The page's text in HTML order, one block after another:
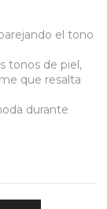
el tono
tonos de piel,
que resalta
durante